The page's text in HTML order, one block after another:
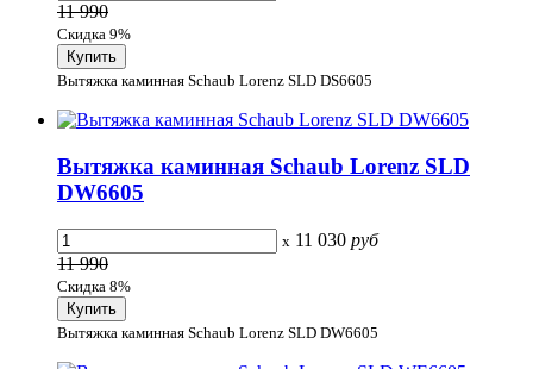
11 990
Скидка 9%
Вытяжка каминная Schaub Lorenz SLD DS6605
Вытяжка каминная Schaub Lorenz SLD
DW6605
x 11 030 руб
11 990
Скидка 8%
Вытяжка каминная Schaub Lorenz SLD DW6605